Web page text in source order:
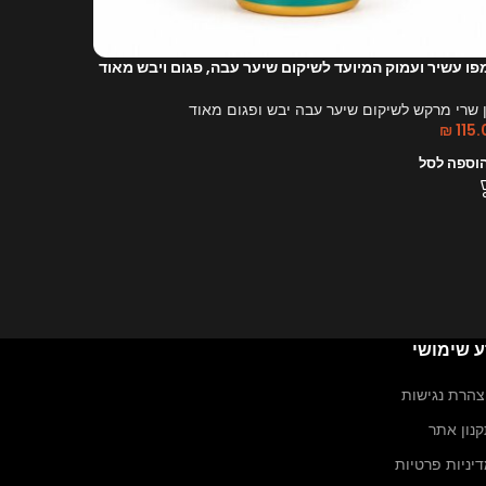
עשיר ועמוק המיועד לשיקום שיער עבה, פגום ויבש מאוד
שרי מרקש לשיקום שיער עבה יבש ופגום מאוד
₪
לסל
שימושי
נגישות
אתר
פרטיות